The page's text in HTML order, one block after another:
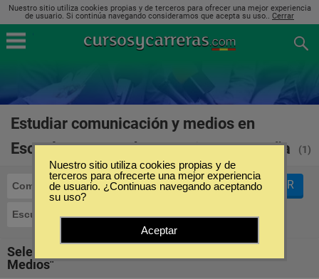
Nuestro sitio utiliza cookies propias y de terceros para ofrecer una mejor experiencia
de usuario. Si continúa navegando consideramos que acepta su uso.. Cerrar
Estudiar comunicación y medios en
Escuela Europea de Negocios en España
(1)
Comunicación y Medios
Escuela Europea de Negocios
FILTRAR
Seleccione la SubCategoría de "Comunicación y
Medios"
Nuestro sitio utiliza cookies propias y de
terceros para ofrecerte una mejor experiencia
de usuario. ¿Continuas navegando aceptando
su uso?
Aceptar